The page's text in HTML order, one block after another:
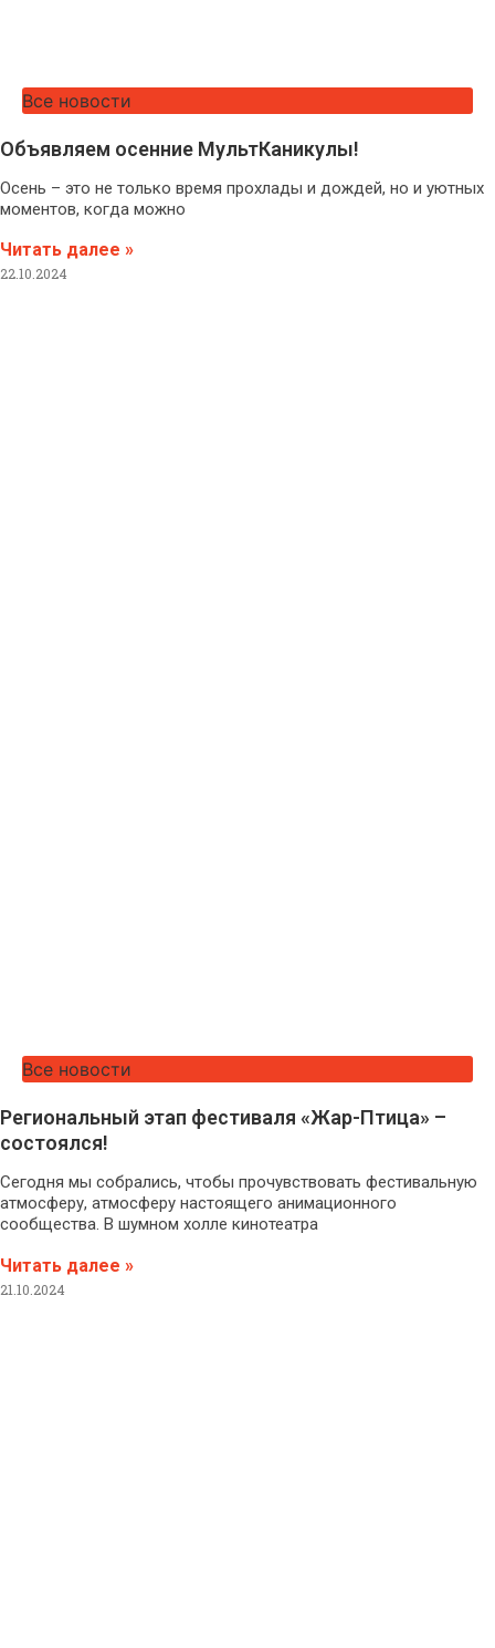
Все новости
Объявляем осенние МультКаникулы!
Осень – это не только время прохлады и дождей, но и уютных
моментов, когда можно
Читать далее »
22.10.2024
Все новости
Региональный этап фестиваля «Жар-Птица» –
состоялся!
Сегодня мы собрались, чтобы прочувствовать фестивальную
атмосферу, атмосферу настоящего анимационного
сообщества. В шумном холле кинотеатра
Читать далее »
21.10.2024